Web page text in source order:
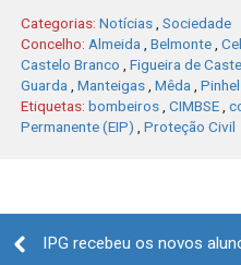
Categorias: Notícias, Sociedade
Concelho: Almeida, Belmonte,
Castelo Branco , Figueira de
Guarda, Manteigas, Mêda, Pinhel
Etiquetas: bombeiros, CIMBSE,
Permanente (EIP) , Proteção Civil
navigation